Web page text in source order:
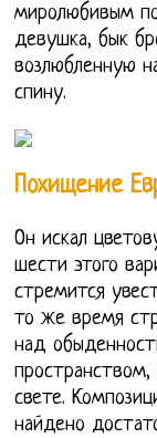
миролюбивым
девушка, бык
возлюбленную
спину.
Похищение
Он искал
шести этого
стремится
то же время
над
пространством,
свете.
найдено